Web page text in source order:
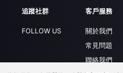
追蹤社群
FOLLOW US
客戶服務
關於我們
常見問題
聯絡我們